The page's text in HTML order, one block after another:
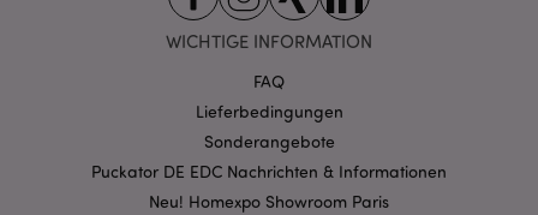
WICHTIGE INFORMATION
FAQ
Lieferbedingungen
Sonderangebote
Puckator DE EDC Nachrichten & Informationen
Neu! Homexpo Showroom Paris
mage-cache-storage-section-
invalidation
Adobe Inc.
www.puckator.de